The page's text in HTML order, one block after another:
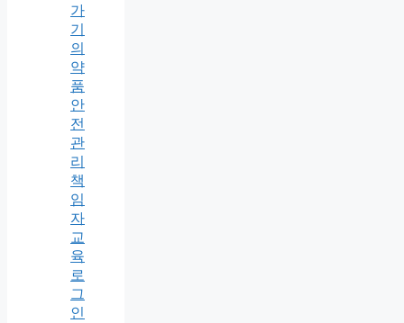
가
기
의
약
품
안
전
관
리
책
임
자
교
육
로
그
인